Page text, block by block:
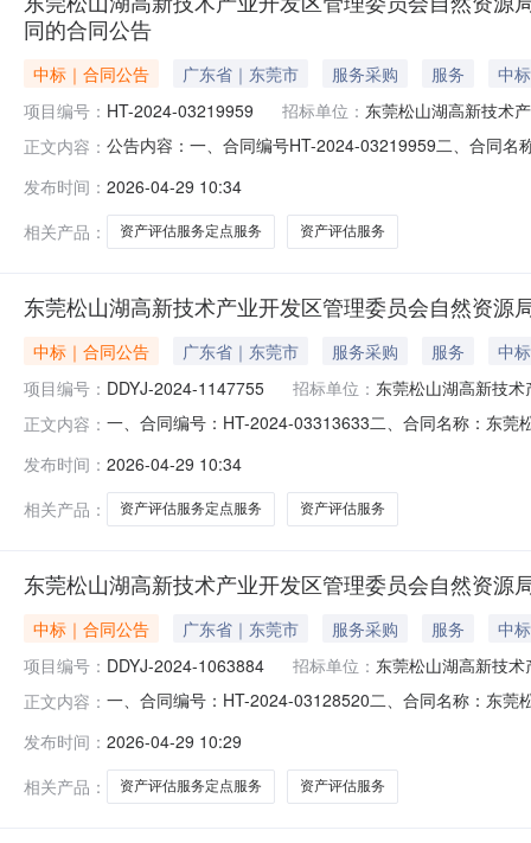
同的合同公告
中标｜合同公告 广东省｜东莞市 服务采购 服务
中
项目编号： HT-2024-03219959 招标单位： 东莞松山湖高新技术
正文内容： 公告内容：一、合同编号HT-2024-03219959二、合同名
自然资源局地址：广东省-东莞市-市本级松山湖创新科
发布时间： 2026-04-29 10:34
相关产品：
资产评估服务定点服务 资产评估服务
东莞松山湖高新技术产业开发区管理委员会自然资源
中标｜合同公告 广东省｜东莞市 服务采购 服务
中
项目编号： DDYJ-2024-1147755 招标单位： 东莞松山湖高新技
正文内容： 一、合同编号：HT-2024-03313633二、合同名称：东莞
然资源局地址：广东省-东莞市-市本级松山湖创新科技园
200号2
发布时间： 2026-04-29 10:34
相关产品：
资产评估服务定点服务 资产评估服务
东莞松山湖高新技术产业开发区管理委员会自然资源
中标｜合同公告 广东省｜东莞市 服务采购 服务
中
项目编号： DDYJ-2024-1063884 招标单位： 东莞松山湖高新技
正文内容： 一、合同编号：HT-2024-03128520二、合同名称：东莞
然资源局地址：广东省-东莞市-市本级松山湖创新科技园
2栋150
发布时间： 2026-04-29 10:29
相关产品：
资产评估服务定点服务 资产评估服务